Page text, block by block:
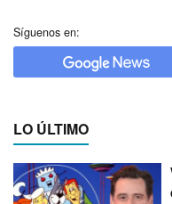
Síguenos en:
LO ÚLTIMO